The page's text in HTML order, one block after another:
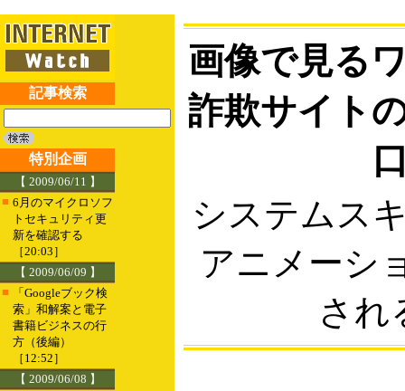
記事検索
特別企画
【 2009/06/11 】
■ 6月のマイクロソフ
トセキュリティ更
新を確認する
［20:03］
【 2009/06/09 】
■
「Googleブック検
索」和解案と電子
書籍ビジネスの行
方（後編）
［12:52］
【 2009/06/08 】
画像で見る
詐欺サイト
システムス
アニメーシ
され